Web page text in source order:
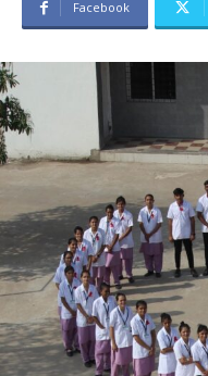
Facebook